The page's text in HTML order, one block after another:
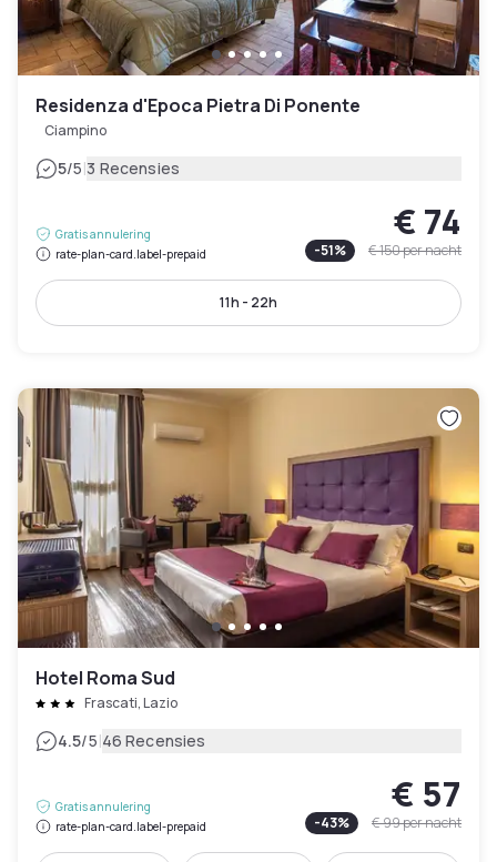
Residenza d'Epoca Pietra Di Ponente
Ciampino
5/5|3 Recensies
Gratis annulering
rate-plan-card.label-prepaid
€ 74
-51% € 150per nacht
11h - 22h
Hotel Roma Sud
Frascati, Lazio
4.5/5|46 Recensies
Gratis annulering
rate-plan-card.label-prepaid
€ 57
-43% € 99per nacht